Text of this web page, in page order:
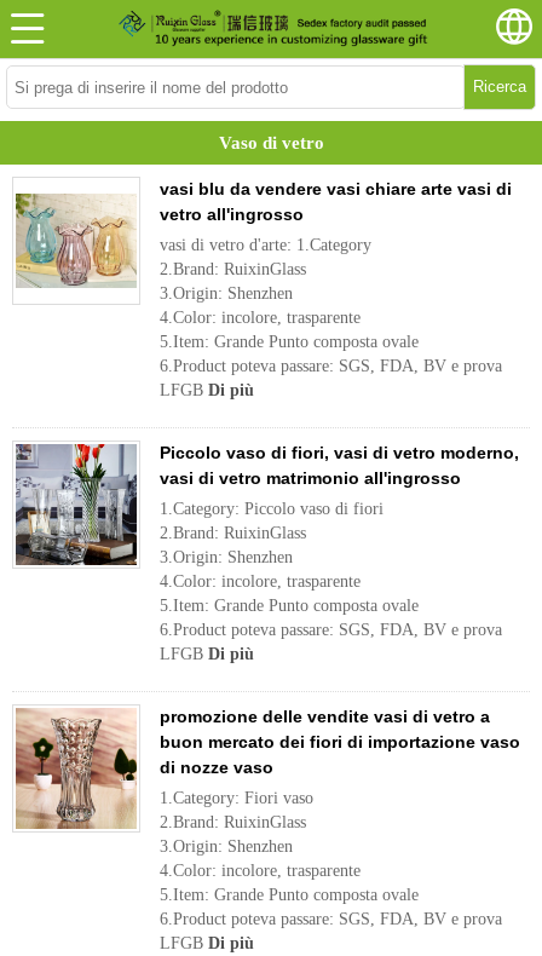
Ricerca
Vaso di vetro
vasi blu da vendere vasi chiare arte vasi di
vetro all'ingrosso
vasi di vetro d'arte: 1.Category
2.Brand: RuixinGlass
3.Origin: Shenzhen
4.Color: incolore, trasparente
5.Item: Grande Punto composta ovale
6.Product poteva passare: SGS, FDA, BV e prova
LFGB Di più
Piccolo vaso di fiori, vasi di vetro moderno,
vasi di vetro matrimonio all'ingrosso
1.Category: Piccolo vaso di fiori
2.Brand: RuixinGlass
3.Origin: Shenzhen
4.Color: incolore, trasparente
5.Item: Grande Punto composta ovale
6.Product poteva passare: SGS, FDA, BV e prova
LFGB Di più
promozione delle vendite vasi di vetro a
buon mercato dei fiori di importazione vaso
di nozze vaso
1.Category: Fiori vaso
2.Brand: RuixinGlass
3.Origin: Shenzhen
4.Color: incolore, trasparente
5.Item: Grande Punto composta ovale
6.Product poteva passare: SGS, FDA, BV e prova
LFGB Di più